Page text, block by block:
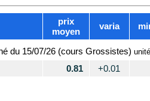
prix
moyen
varia
du15/07/26 (cours Grossistes)
0.81 +0.01